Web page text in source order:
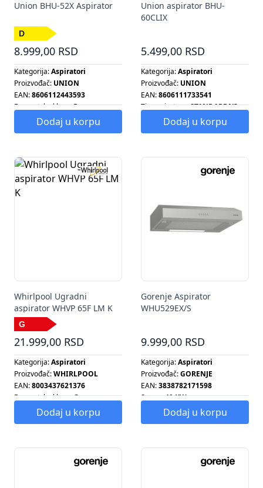
Union BHU-52X Aspirator
8.999,00 RSD
Kategorija:Aspiratori
Proizvođač: UNION
EAN:8606112443593
Energetska klasa:D
Energetska klasa: G
Rezolucija:
35 CM
Dodaj u korpu
Union aspirator BHU-
60CLIX
5.499,00 RSD
Kategorija:Aspiratori
Proizvođač: UNION
EAN:8606111733541
Tip aspiratora:STANDARDNI
Dodaj u korpu
Whirlpool Ugradni
aspirator WHVP 65F LM K
21.999,00 RSD
Kategorija:Aspiratori
Proizvođač:WHIRLPOOL
EAN:8003437621376
Energetska klasa:G
Energetska klasa: G
Tip aspiratora:
KAMINSKI
Dodaj u korpu
Gorenje Aspirator
WHU529EX/S
9.999,00 RSD
Kategorija:Aspiratori
Proizvođač:GORENJE
EAN:3838782171598
Snaga:49 KW
Dodaj u korpu